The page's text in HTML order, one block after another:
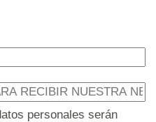
personales serán